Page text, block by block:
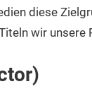
diese
wir unsere